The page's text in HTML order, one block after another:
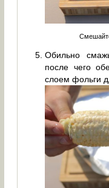
Обильно
после чего
слоем фольги